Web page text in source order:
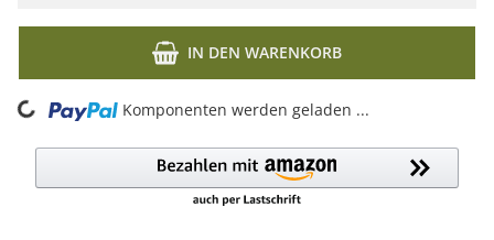
IN DEN WARENKORB
Komponenten werden geladen ...